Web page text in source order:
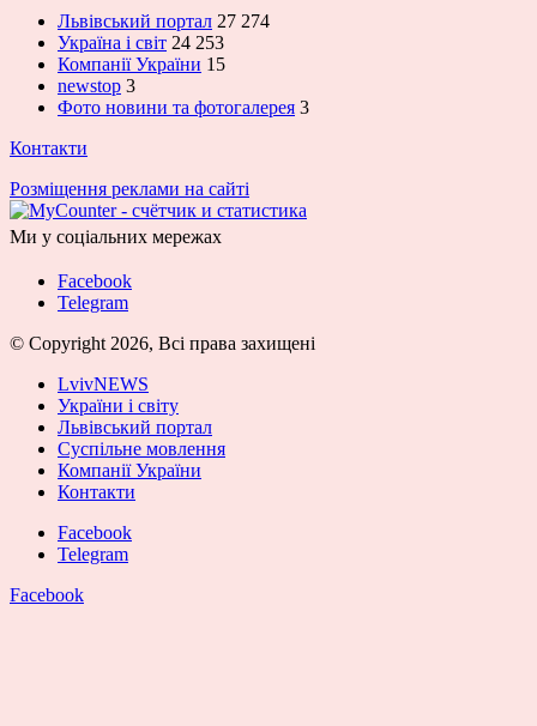
Львівський портал 27 274
Україна і світ 24 253
Компанії України 15
newstop 3
Фото новини та фотогалерея 3
Контакти
Розміщення реклами на сайті
Ми у соціальних мережах
Facebook
Telegram
© Copyright 2026, Всі права захищені
LvivNEWS
України і світу
Львівський портал
Суспільне мовлення
Компанії України
Контакти
Facebook
Telegram
Facebook